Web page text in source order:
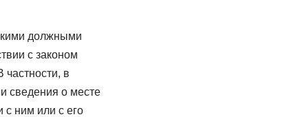
должными
с законом
частности, в
сведения о месте
с ним или с его